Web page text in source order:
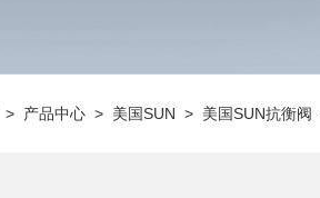
> 产品中心 > 美国SUN > 美国SUN抗衡阀